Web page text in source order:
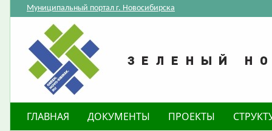
Муниципальный портал г. Новосибирска
ГЛАВНАЯ ДОКУМЕНТЫ ПРОЕКТЫ